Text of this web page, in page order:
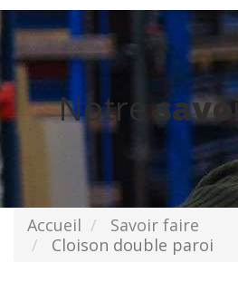
Notre
Accueil
Savoir faire
Cloison double paroi